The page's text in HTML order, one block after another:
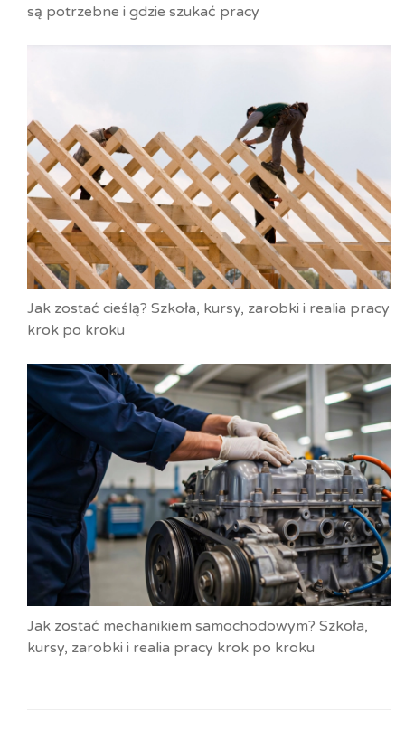
są potrzebne i gdzie szukać pracy
Jak zostać cieślą? Szkoła, kursy, zarobki i realia pracy
krok po kroku
Jak zostać mechanikiem samochodowym? Szkoła,
kursy, zarobki i realia pracy krok po kroku